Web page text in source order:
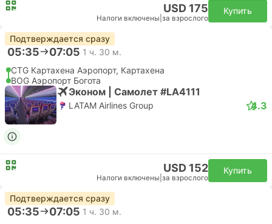
USD 175
Налоги включены за взрослого
Купить
Подтверждается сразу
05:35 07:05 1 ч. 30 м.
CTG Картахена Аэропорт, Картахена
BOG Аэропорт Богота
Эконом | Самолет #LA4111
LATAM Airlines Group 4.3
USD 152
Налоги включены за взрослого
Купить
Подтверждается сразу
05:35 07:05 1 ч. 30 м.